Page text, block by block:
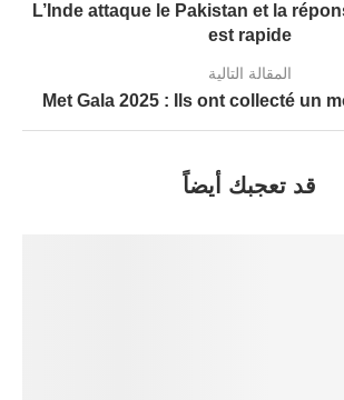
L’Inde attaque le Pakistan et la
est rapide
المقالة التالية
Met Gala 2025 : Ils ont collecté un
قد تعجبك أيضاً